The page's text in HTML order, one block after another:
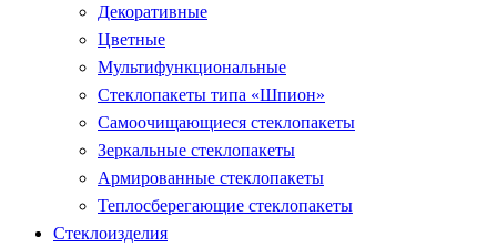
Декоративные
Цветные
Мультифункциональные
Стеклопакеты типа «Шпион»
Самоочищающиеся стеклопакеты
Зеркальные стеклопакеты
Армированные стеклопакеты
Теплосберегающие стеклопакеты
Стеклоизделия